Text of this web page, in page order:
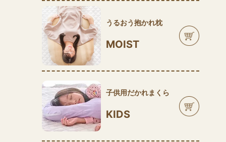
うるおう抱かれ枕
MOIST
子供用だかれまくら
KIDS